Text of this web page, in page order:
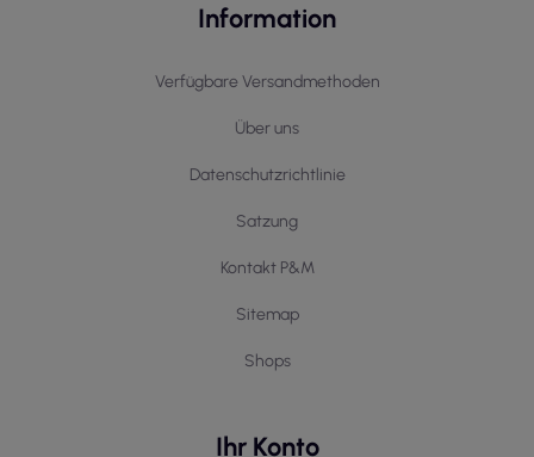
Information
Verfügbare Versandmethoden
Über uns
Datenschutzrichtlinie
Satzung
Kontakt P&M
Sitemap
Shops
Ihr Konto